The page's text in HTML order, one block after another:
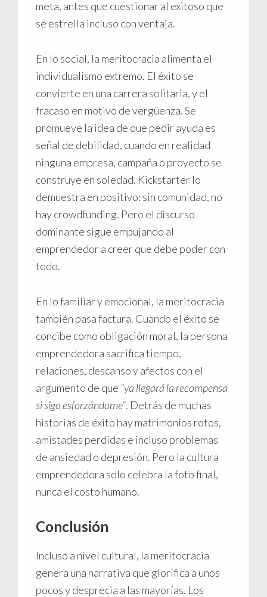
meta, antes que cuestionar al exitoso que
se estrella incluso con ventaja.
En lo social, la meritocracia alimenta el
individualismo extremo. El éxito se
convierte en una carrera solitaria, y el
fracaso en motivo de vergüenza. Se
promueve la idea de que pedir ayuda es
señal de debilidad, cuando en realidad
ninguna empresa, campaña o proyecto se
construye en soledad. Kickstarter lo
demuestra en positivo: sin comunidad, no
hay crowdfunding. Pero el discurso
dominante sigue empujando al
emprendedor a creer que debe poder con
todo.
En lo familiar y emocional, la meritocracia
también pasa factura. Cuando el éxito se
concibe como obligación moral, la persona
emprendedora sacrifica tiempo,
relaciones, descanso y afectos con el
argumento de que “ya llegará la recompensa
si sigo esforzándome”. Detrás de muchas
historias de éxito hay matrimonios rotos,
amistades perdidas e incluso problemas
de ansiedad o depresión. Pero la cultura
emprendedora solo celebra la foto final,
nunca el costo humano.
Conclusión
Incluso a nivel cultural, la meritocracia
genera una narrativa que glorifica a unos
pocos y desprecia a las mayorías. Los